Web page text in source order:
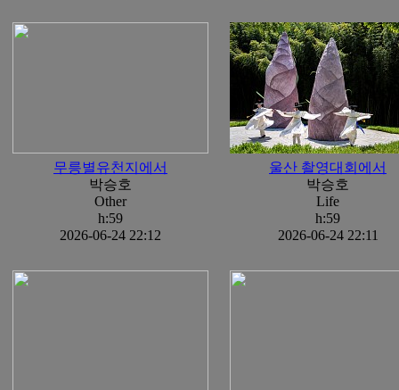
무릉별유천지에서
박승호
Other
h:59
2026-06-24 22:12
울산 촬영대회에서
박승호
Life
h:59
2026-06-24 22:11